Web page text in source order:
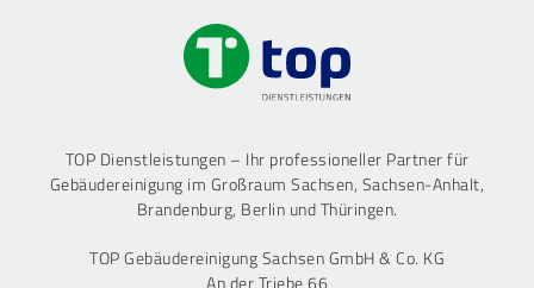
TOP Dienstleistungen – Ihr professioneller Partner für
Gebäudereinigung im Großraum Sachsen, Sachsen-Anhalt,
Brandenburg, Berlin und Thüringen.
TOP Gebäudereinigung Sachsen GmbH & Co. KG